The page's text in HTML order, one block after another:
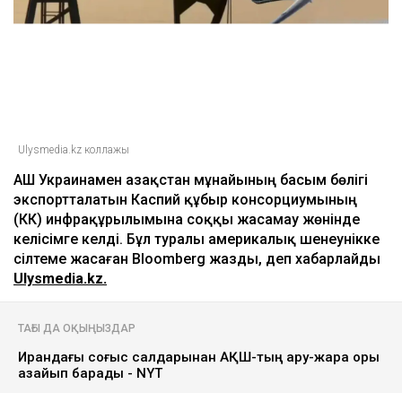
Ulysmedia.kz коллажы
АҚШ Украинамен Қазақстан мұнайының басым бөлігі
экспортталатын Каспий құбыр консорциумының
(КҚК) инфрақұрылымына соққы жасамау жөнінде
келісімге келді. Бұл туралы америкалық шенеунікке
сілтеме жасаған Bloomberg жазды, деп хабарлайды
Ulysmedia.kz.
ТАҒЫ ДА ОҚЫҢЫЗДАР
Ирандағы соғыс салдарынан АҚШ-тың қару-жарақ қоры
азайып барады - NYT